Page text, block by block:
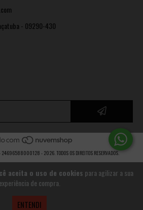
aceita o uso de cookies para agilizar a sua
experiência de compra.
ENTENDI
- 09290-430
24696588000128 - 2026. TODOS OS DIREITOS RESERVADOS.